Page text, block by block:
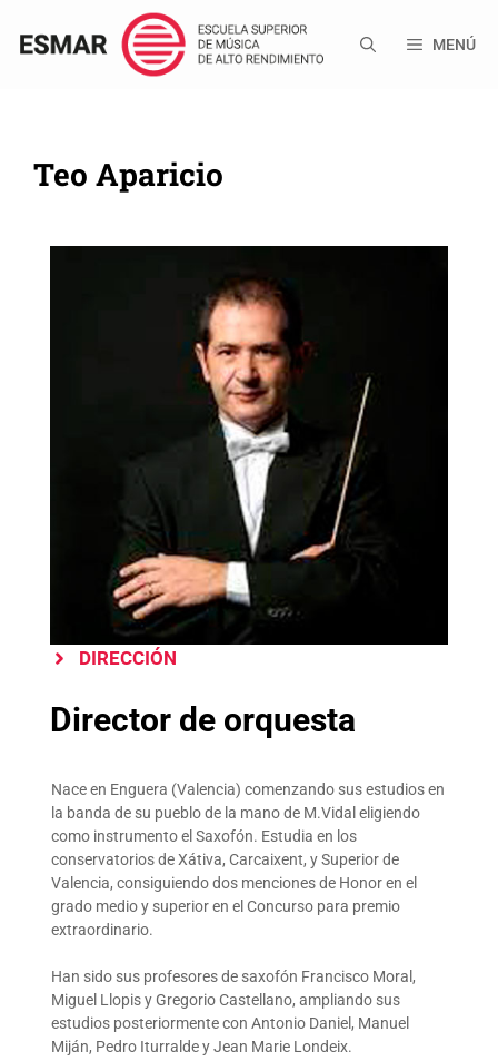
contenido
MENÚ
Teo Aparicio
DIRECCIÓN
Director de orquesta
Nace en Enguera (Valencia) comenzando sus estudios en
la banda de su pueblo de la mano de M.Vidal eligiendo
como instrumento el Saxofón. Estudia en los
conservatorios de Xátiva, Carcaixent, y Superior de
Valencia, consiguiendo dos menciones de Honor en el
grado medio y superior en el Concurso para premio
extraordinario.
Han sido sus profesores de saxofón Francisco Moral,
Miguel Llopis y Gregorio Castellano, ampliando sus
estudios posteriormente con Antonio Daniel, Manuel
Miján, Pedro Iturralde y Jean Marie Londeix.